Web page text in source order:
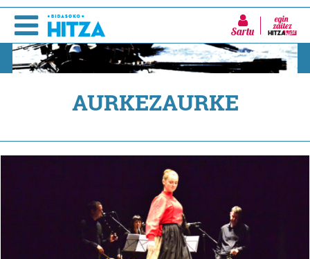
Sartu
AURKEZAURKE